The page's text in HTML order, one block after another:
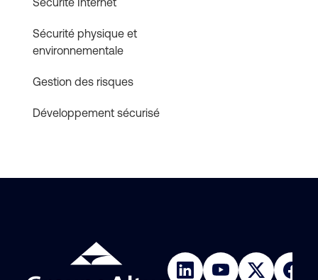
Sécurité physique et
environnementale
Gestion des risques
Développement sécurisé